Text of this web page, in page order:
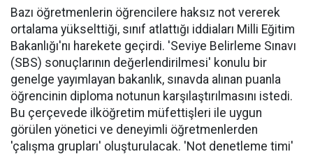
Bazı öğretmenlerin öğrencilere haksız not vererek
ortalama yükselttiği, sınıf atlattığı iddiaları Milli Eğitim
Bakanlığı'nı harekete geçirdi. 'Seviye Belirleme Sınavı
(SBS) sonuçlarının değerlendirilmesi' konulu bir
genelge yayımlayan bakanlık, sınavda alınan puanla
öğrencinin diploma notunun karşılaştırılmasını istedi.
Bu çerçevede ilköğretim müfettişleri ile uygun
görülen yönetici ve deneyimli öğretmenlerden
'çalışma grupları' oluşturulacak. 'Not denetleme timi'